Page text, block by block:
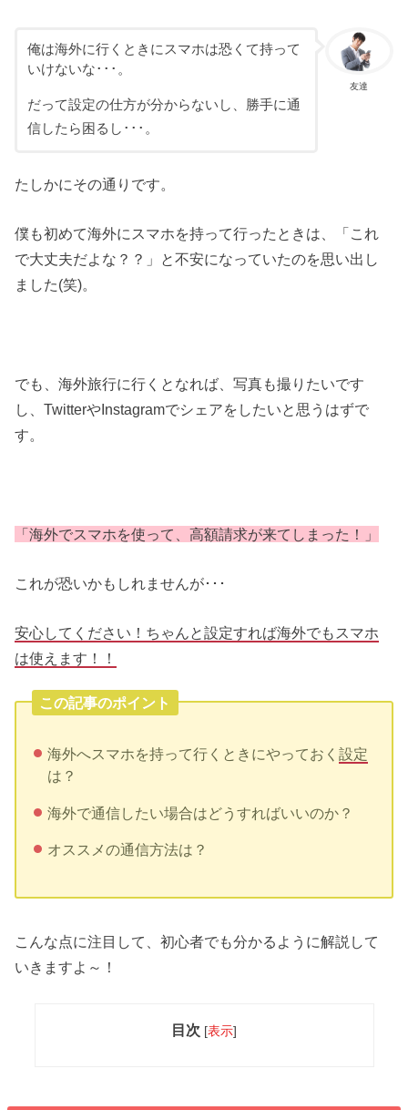
友達
俺は海外に行くときにスマホは恐くて持って
いけないな･･･。
だって設定の仕方が分からないし、勝手に通
信したら困るし･･･。
たしかにその通りです。
僕も初めて海外にスマホを持って行ったときは、「これ
で大丈夫だよな？？」と不安になっていたのを思い出し
ました(笑)。
でも、海外旅行に行くとなれば、写真も撮りたいです
し、TwitterやInstagramでシェアをしたいと思うはずで
す。
「海外でスマホを使って、高額請求が来てしまった！」
これが恐いかもしれませんが･･･
安心してください！ちゃんと設定すれば海外でもスマホ
は使えます！！
この記事のポイント
海外へスマホを持って行くときにやっておく 設定
は？
海外で通信したい場合はどうすればいいのか？
オススメの通信方法は？
こんな点に注目して、初心者でも分かるように解説して
いきますよ～！
目次 [表示]